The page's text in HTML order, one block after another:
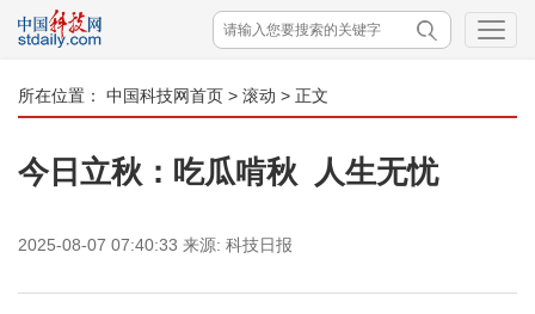
所在位置： 中国科技网首页 > 滚动 > 正文
今日立秋：吃瓜啃秋 人生无忧
2025-08-07 07:40:33 来源: 科技日报